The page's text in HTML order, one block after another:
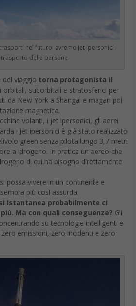
il ThinkPad P52 un notebook
sorprendenti, e in grado
GB di RAM. L’uscita del ThinkPad
giugno, il prezzo invece è
ThinkPad P52un notebook dalle
e in grado di alloggiare
è una workstation mobile con ben 128 GB
di RAM
GB di RAM
tra le caratteristiche tecniche
catturato l’attenzione, ma sono anche
portatile che sono